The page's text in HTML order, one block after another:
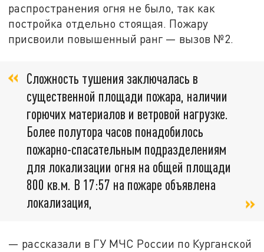
распространения огня не было, так как
постройка отдельно стоящая. Пожару
присвоили повышенный ранг — вызов №2.
Сложность тушения заключалась в
существенной площади пожара, наличии
горючих материалов и ветровой нагрузке.
Более полутора часов понадобилось
пожарно-спасательным подразделениям
для локализации огня на общей площади
800 кв.м. В 17:57 на пожаре объявлена
локализация,
— рассказали в ГУ МЧС России по Курганской